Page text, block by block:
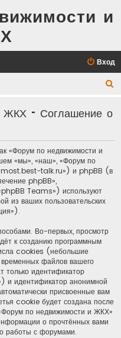
и
Вход
ЖКХ - Соглашение о
«Форум по недвижимости и
«мы», «наш», «Форум по
talk.ru») и phpBB (в
phpBB»,
Teams») используют
из ваших пользовательских
Во-первых, просмотр
к созданию программным
cookies (небольшие
файлов вашего
идентификатор
и идентификатор анонимной
присвоенные вам
cookie будет создана после
по недвижимости и ЖКХ»
о прочтённых вами
работы с форумами.